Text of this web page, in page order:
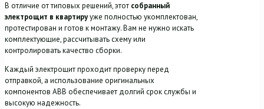
В отличие от типовых решений, этот собранный
электрощит в квартирууже полностью укомплектован,
протестирован и готов к монтажу. Вам не нужно искать
комплектующие, рассчитывать схему или
контролировать качество сборки.
Каждый электрощит проходит проверку перед
отправкой, а использование оригинальных
компонентов ABB обеспечивает долгий срок службы и
высокую надежность.